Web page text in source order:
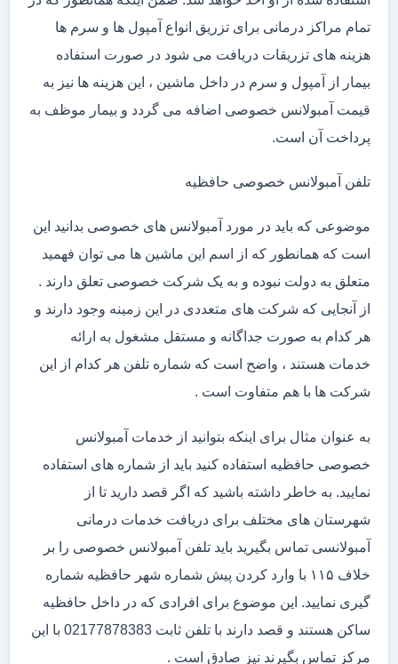
تمام مراکز درمانی برای تزریق انواع آمپول ها و سرم ها
هزینه های تزریقات دریافت می شود در صورت استفاده
بیمار از آمپول و سرم در داخل ماشین ، این هزینه ها نیز به
قیمت آمبولانس خصوصی اضافه می گردد و بیمار موظف به
پرداخت آن است.
تلفن آمبولانس خصوصی حافظیه
موضوعی که باید در مورد آمبولانس های خصوصی بدانید این
است که همانطور که از اسم این ماشین ها می توان فهمید
متعلق به دولت نبوده و به یک شرکت خصوصی تعلق دارند .
از آنجایی که شرکت های متعددی در این زمینه وجود دارند و
هر کدام به صورت جداگانه و مستقل مشغول به ارائه
خدمات هستند ، واضح است که شماره تلفن هر کدام از این
شرکت ها با هم متفاوت است .
به عنوان مثال برای اینکه بتوانید از خدمات آمبولانس
خصوصی حافظیه استفاده کنید باید از شماره های استفاده
نمایید. به خاطر داشته باشید که اگر قصد دارید تا از
شهرستان های مختلف برای دریافت خدمات درمانی
آمبولانسی تماس بگیرید باید تلفن آمبولانس خصوصی را بر
خلاف ۱۱۵ با وارد کردن پیش شماره شهر حافظیه شماره
گیری نمایید. این موضوع برای افرادی که در داخل حافظیه
ساکن هستند و قصد دارند با تلفن ثابت 02177878383 با این
مرکز تماس بگیرند نیز صادق است .